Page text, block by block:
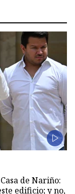
de Nariño:
edificio; y no,